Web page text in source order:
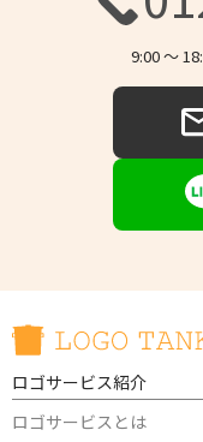
9:00 〜
ロゴサービス紹介
ロゴサービスとは